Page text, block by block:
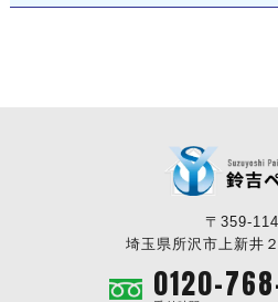
〒359-
埼玉県所沢市上新井
0120-